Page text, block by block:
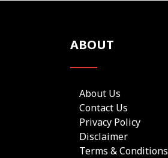
ABOUT
About Us
Contact Us
Privacy Policy
Disclaimer
Terms & Conditions